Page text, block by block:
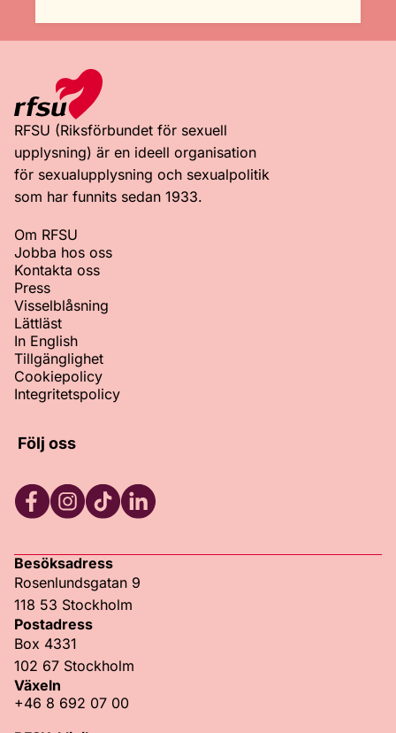
RFSU (Riksförbundet för sexuell
upplysning) är en ideell organisation
för sexualupplysning och sexualpolitik
som har funnits sedan 1933.
Om RFSU
Jobba hos oss
Kontakta oss
Press
Visselblåsning
Lättläst
In English
Tillgänglighet
Cookiepolicy
Integritetspolicy
Följ oss
Besöksadress
Rosenlundsgatan 9
118 53 Stockholm
Postadress
Box 4331
102 67 Stockholm
Växeln
+46 8 692 07 00